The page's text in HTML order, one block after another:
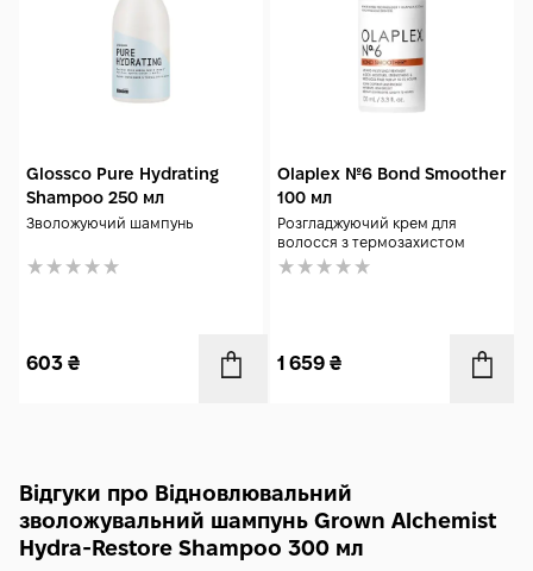
Glossco Pure Hydrating
Shampoo 250 мл
Зволожуючий шампунь
603 ₴
Olaplex №6 Bond Smoother
100 мл
Розгладжуючий крем для
волосся з термозахистом
1 659 ₴
Відгуки про Відновлювальний
зволожувальний шампунь Grown Alchemist
Hydra-Restore Shampoo 300 мл